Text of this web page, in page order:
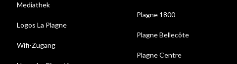
Mediathek
Logos La Plagne
Wifi-Zugang
Plagne 1800
Plagne Bellecôte
Plagne Centre